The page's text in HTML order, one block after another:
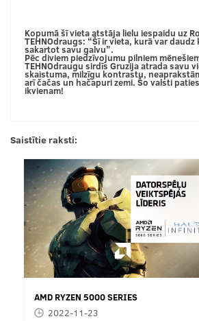
Kopumā šī vieta atstāja lielu iespaidu uz
TEHNOdraugs: “Šī ir vieta, kurā var
sakartot savu galvu”.
Pēc diviem piedzīvojumu pilniem
TEHNOdraugu sirdīs Gruzija atrada savu
skaistuma, milzīgu kontrastu,
arī čačas un hačapuri zemi. Šo valsti
ikvienam!
Saistītie raksti:
AMD RYZEN 5000 SERIES
2022-11-23